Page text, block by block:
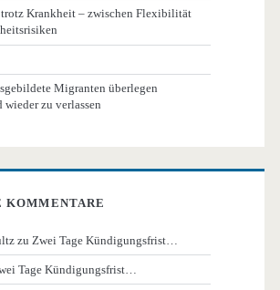
Krankheit – zwischen Flexibilität
Migranten überlegen
wieder zu verlassen
KOMMENTARE
zu Zwei Tage Kündigungsfrist…
Tage Kündigungsfrist…